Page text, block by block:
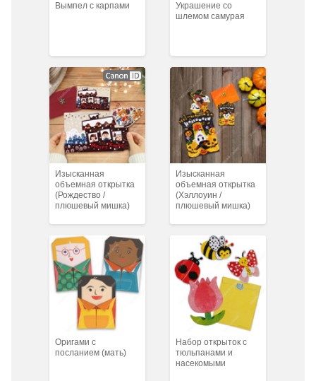
Вымпел с карпами
Украшение со
шлемом самурая
Изысканная
объемная открытка
(Рождество /
плюшевый мишка)
Изысканная
объемная открытка
(Хэллоуин /
плюшевый мишка)
Оригами с
посланием (мать)
Набор открыток с
тюльпанами и
насекомыми